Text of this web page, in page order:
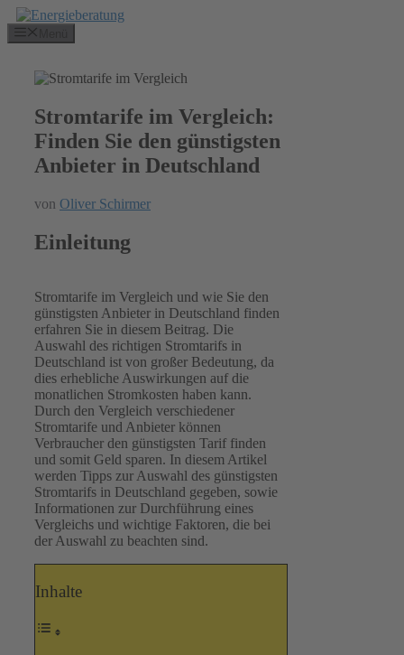
Zum
Inhalt
springen
Stromtarife im Vergleich:
Finden Sie den günstigsten
Anbieter in Deutschland
von Oliver Schirmer
Einleitung
Stromtarife im Vergleich und wie Sie den
günstigsten Anbieter in Deutschland finden
erfahren Sie in diesem Beitrag. Die
Auswahl des richtigen Stromtarifs in
Deutschland ist von großer Bedeutung, da
dies erhebliche Auswirkungen auf die
monatlichen Stromkosten haben kann.
Durch den Vergleich verschiedener
Stromtarife und Anbieter können
Verbraucher den günstigsten Tarif finden
und somit Geld sparen. In diesem Artikel
werden Tipps zur Auswahl des günstigsten
Stromtarifs in Deutschland gegeben, sowie
Informationen zur Durchführung eines
Vergleichs und wichtige Faktoren, die bei
der Auswahl zu beachten sind.
Inhalte